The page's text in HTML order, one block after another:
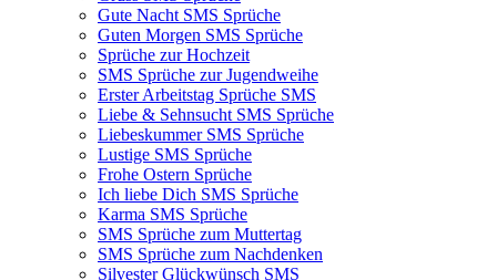
Gute Nacht SMS Sprüche
Guten Morgen SMS Sprüche
Sprüche zur Hochzeit
SMS Sprüche zur Jugendweihe
Erster Arbeitstag Sprüche SMS
Liebe & Sehnsucht SMS Sprüche
Liebeskummer SMS Sprüche
Lustige SMS Sprüche
Frohe Ostern Sprüche
Ich liebe Dich SMS Sprüche
Karma SMS Sprüche
SMS Sprüche zum Muttertag
SMS Sprüche zum Nachdenken
Silvester Glückwünsch SMS